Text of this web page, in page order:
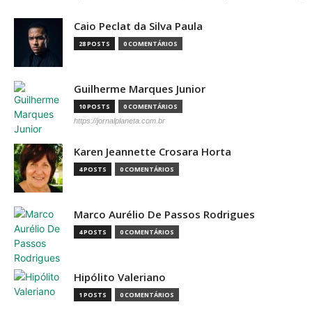
Caio Peclat da Silva Paula
28 POSTS 0 COMENTÁRIOS
Guilherme Marques Junior
10 POSTS 0 COMENTÁRIOS
https://jornalplaneta.com.br
Karen Jeannette Crosara Horta
4 POSTS 0 COMENTÁRIOS
Marco Aurélio De Passos Rodrigues
4 POSTS 0 COMENTÁRIOS
Hipólito Valeriano
1 POSTS 0 COMENTÁRIOS